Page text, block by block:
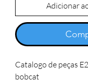
Adicionar
Catalogo de peças
bobcat